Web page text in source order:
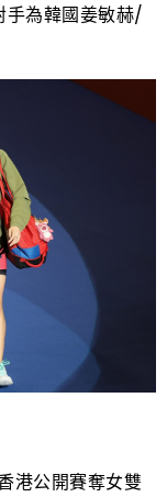
為韓國姜敏赫/
港公開賽奪女雙